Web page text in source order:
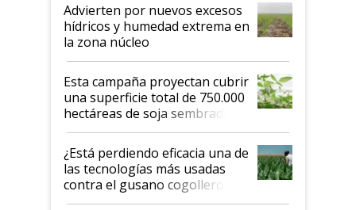
Advierten por nuevos excesos
hídricos y humedad extrema en
la zona núcleo
Esta campaña proyectan cubrir
una superficie total de 750.000
hectáreas de soja sembradas
con una nueva generación de
variedades que marcan un
salto tecnológico en genética y
rendimiento
¿Está perdiendo eficacia una de
las tecnologías más usadas
contra el gusano cogollero? El
desafío de una tecnología clave